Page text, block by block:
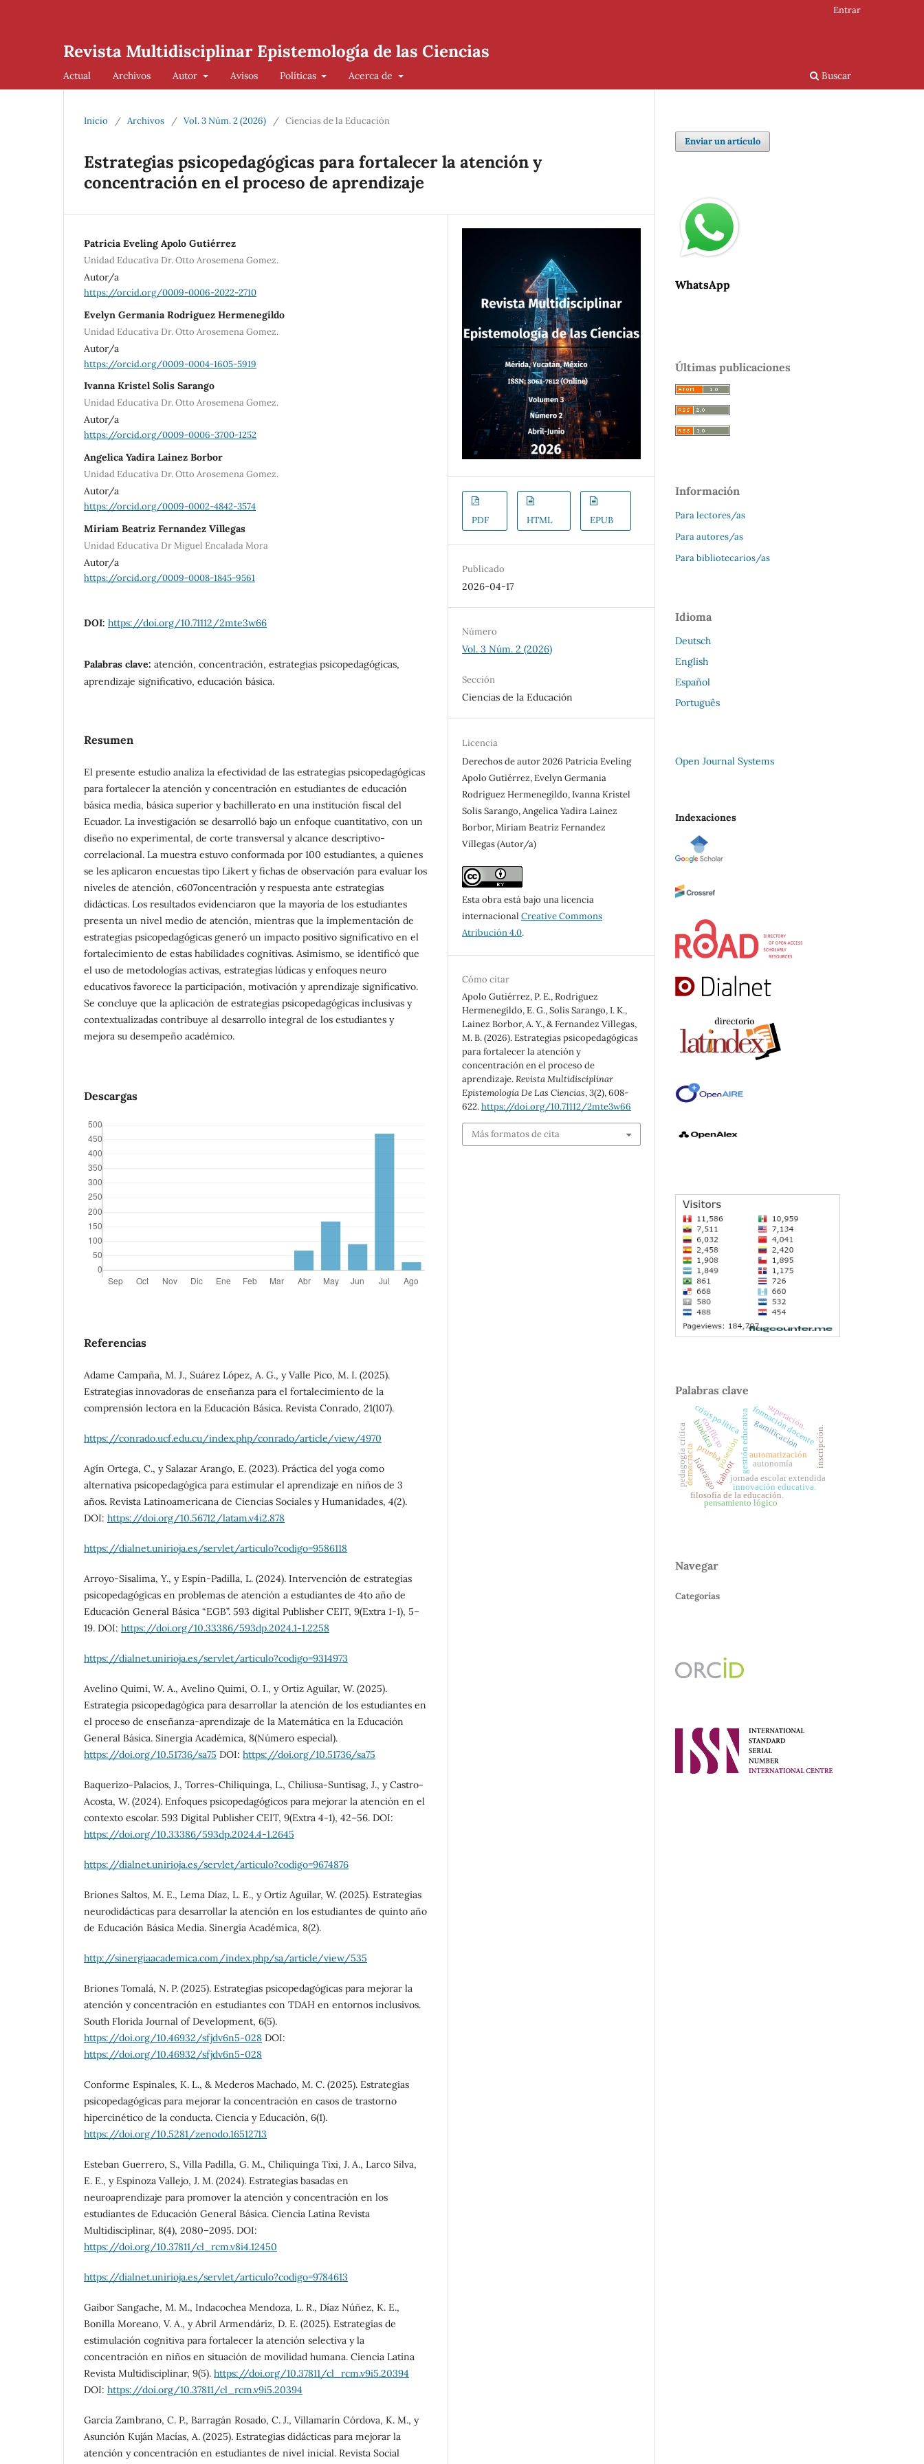
Revista Multidisciplinar Epistemología de las Ciencias
Actual Archivos Autor Avisos Políticas Acerca de Buscar
Entrar
Inicio / Archivos / Vol. 3 Núm. 2 (2026) / Ciencias de la Educación
Estrategias psicopedagógicas para fortalecer la atención y
concentración en el proceso de aprendizaje
Patricia Eveling Apolo Gutiérrez
Unidad Educativa Dr. Otto Arosemena Gomez.
Autor/a
https://orcid.org/0009-0006-2022-2710
Evelyn Germania Rodriguez Hermenegildo
Unidad Educativa Dr. Otto Arosemena Gomez.
Autor/a
https://orcid.org/0009-0004-1605-5919
Ivanna Kristel Solis Sarango
Unidad Educativa Dr. Otto Arosemena Gomez.
Autor/a
https://orcid.org/0009-0006-3700-1252
Angelica Yadira Lainez Borbor
Unidad Educativa Dr. Otto Arosemena Gomez.
Autor/a
https://orcid.org/0009-0002-4842-3574
Miriam Beatriz Fernandez Villegas
Unidad Educativa Dr Miguel Encalada Mora
Autor/a
https://orcid.org/0009-0008-1845-9561
DOI: https://doi.org/10.71112/2mte3w66
Palabras clave: atención, concentración, estrategias psicopedagógicas,
aprendizaje significativo, educación básica.
Resumen
El presente estudio analiza la efectividad de las estrategias psicopedagógicas
para fortalecer la atención y concentración en estudiantes de educación
básica media, básica superior y bachillerato en una institución fiscal del
Ecuador. La investigación se desarrolló bajo un enfoque cuantitativo, con un
diseño no experimental, de corte transversal y alcance descriptivo-
correlacional. La muestra estuvo conformada por 100 estudiantes, a quienes
se les aplicaron encuestas tipo Likert y fichas de observación para evaluar los
niveles de atención, c607oncentración y respuesta ante estrategias
didácticas. Los resultados evidenciaron que la mayoría de los estudiantes
presenta un nivel medio de atención, mientras que la implementación de
estrategias psicopedagógicas generó un impacto positivo significativo en el
fortalecimiento de estas habilidades cognitivas. Asimismo, se identificó que
el uso de metodologías activas, estrategias lúdicas y enfoques neuro
educativos favorece la participación, motivación y aprendizaje significativo.
Se concluye que la aplicación de estrategias psicopedagógicas inclusivas y
contextualizadas contribuye al desarrollo integral de los estudiantes y
mejora su desempeño académico.
Descargas
Referencias
Adame Campaña, M. J., Suárez López, A. G., y Valle Pico, M. I. (2025).
Estrategias innovadoras de enseñanza para el fortalecimiento de la
comprensión lectora en la Educación Básica. Revista Conrado, 21(107).
https://conrado.ucf.edu.cu/index.php/conrado/article/view/4970
Agín Ortega, C., y Salazar Arango, E. (2023). Práctica del yoga como
alternativa psicopedagógica para estimular el aprendizaje en niños de 3
años. Revista Latinoamericana de Ciencias Sociales y Humanidades, 4(2).
DOI: https://doi.org/10.56712/latam.v4i2.878
https://dialnet.unirioja.es/servlet/articulo?codigo=9586118
Arroyo-Sisalima, Y., y Espín-Padilla, L. (2024). Intervención de estrategias
psicopedagógicas en problemas de atención a estudiantes de 4to año de
Educación General Básica “EGB”. 593 digital Publisher CEIT, 9(Extra 1-1), 5–
19. DOI: https://doi.org/10.33386/593dp.2024.1-1.2258
https://dialnet.unirioja.es/servlet/articulo?codigo=9314973
Avelino Quimi, W. A., Avelino Quimi, O. I., y Ortiz Aguilar, W. (2025).
Estrategia psicopedagógica para desarrollar la atención de los estudiantes en
el proceso de enseñanza-aprendizaje de la Matemática en la Educación
General Básica. Sinergia Académica, 8(Número especial).
https://doi.org/10.51736/sa75 DOI: https://doi.org/10.51736/sa75
Baquerizo-Palacios, J., Torres-Chiliquinga, L., Chiliusa-Suntisag, J., y Castro-
Acosta, W. (2024). Enfoques psicopedagógicos para mejorar la atención en el
contexto escolar. 593 Digital Publisher CEIT, 9(Extra 4-1), 42–56. DOI:
https://doi.org/10.33386/593dp.2024.4-1.2645
https://dialnet.unirioja.es/servlet/articulo?codigo=9674876
Briones Saltos, M. E., Lema Díaz, L. E., y Ortiz Aguilar, W. (2025). Estrategias
neurodidácticas para desarrollar la atención en los estudiantes de quinto año
de Educación Básica Media. Sinergia Académica, 8(2).
http://sinergiaacademica.com/index.php/sa/article/view/535
Briones Tomalá, N. P. (2025). Estrategias psicopedagógicas para mejorar la
atención y concentración en estudiantes con TDAH en entornos inclusivos.
South Florida Journal of Development, 6(5).
https://doi.org/10.46932/sfjdv6n5-028 DOI:
https://doi.org/10.46932/sfjdv6n5-028
Conforme Espinales, K. L., & Mederos Machado, M. C. (2025). Estrategias
psicopedagógicas para mejorar la concentración en casos de trastorno
hipercinético de la conducta. Ciencia y Educación, 6(1).
https://doi.org/10.5281/zenodo.16512713
Esteban Guerrero, S., Villa Padilla, G. M., Chiliquinga Tixi, J. A., Larco Silva,
E. E., y Espinoza Vallejo, J. M. (2024). Estrategias basadas en
neuroaprendizaje para promover la atención y concentración en los
estudiantes de Educación General Básica. Ciencia Latina Revista
Multidisciplinar, 8(4), 2080–2095. DOI:
https://doi.org/10.37811/cl_rcm.v8i4.12450
https://dialnet.unirioja.es/servlet/articulo?codigo=9784613
Gaibor Sangache, M. M., Indacochea Mendoza, L. R., Díaz Núñez, K. E.,
Bonilla Moreano, V. A., y Abril Armendáriz, D. E. (2025). Estrategias de
estimulación cognitiva para fortalecer la atención selectiva y la
concentración en niños en situación de movilidad humana. Ciencia Latina
Revista Multidisciplinar, 9(5). https://doi.org/10.37811/cl_rcm.v9i5.20394
DOI: https://doi.org/10.37811/cl_rcm.v9i5.20394
García Zambrano, C. P., Barragán Rosado, C. J., Villamarín Córdova, K. M., y
Asunción Kuján Macías, A. (2025). Estrategias didácticas para mejorar la
atención y concentración en estudiantes de nivel inicial. Revista Social
PDF HTML EPUB
Publicado
2026-04-17
Número
Vol. 3 Núm. 2 (2026)
Sección
Ciencias de la Educación
Licencia
Derechos de autor 2026 Patricia Eveling
Apolo Gutiérrez, Evelyn Germania
Rodriguez Hermenegildo, Ivanna Kristel
Solis Sarango, Angelica Yadira Lainez
Borbor, Miriam Beatriz Fernandez
Villegas (Autor/a)
Esta obra está bajo una licencia
internacionalCreative Commons
Atribución 4.0.
Cómo citar
Apolo Gutiérrez, P. E., Rodriguez
Hermenegildo, E. G., Solis Sarango, I. K.,
Lainez Borbor, A. Y., & Fernandez Villegas,
M. B. (2026). Estrategias psicopedagógicas
para fortalecer la atención y
concentración en el proceso de
aprendizaje.Revista Multidisciplinar
Epistemología De Las Ciencias,3(2), 608-
622.https://doi.org/10.71112/2mte3w66
Más formatos de cita
Enviar un artículo
WhatsApp
Últimas publicaciones
Información
Para lectores/as
Para autores/as
Para bibliotecarios/as
Idioma
Deutsch
English
Español
Português
Open Journal Systems
Indexaciones
Palabras clave
gestión educativa
jornada escolar extendida
automatización
innovación educativa.
gamificación
formación docente
kahoot
filosofía de la educación.
posesión
prueba inscripción.
crisis política
conflicto
democracialiderazgo
pedagogía crítica
pensamiento lógico
superación.
autonomía
bioética
Navegar
Categorías